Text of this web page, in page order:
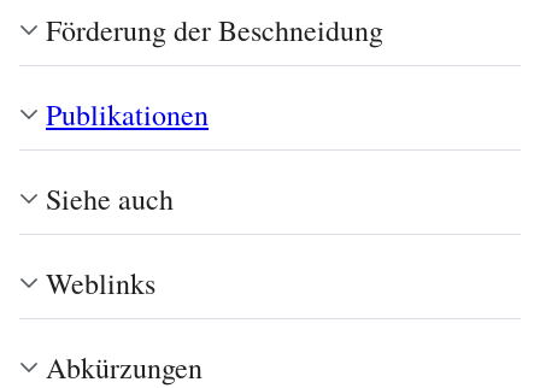
Förderung der Beschneidung
Publikationen
Siehe auch
Weblinks
Abkürzungen